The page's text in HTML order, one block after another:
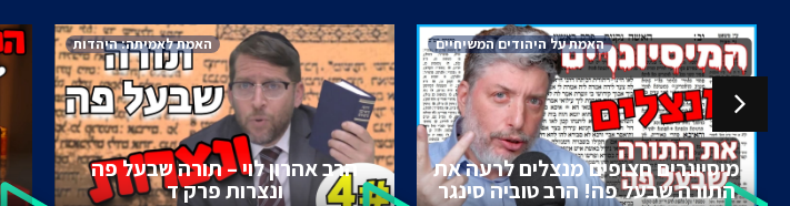
האמת על היהודים המשיחיים
מיסיונרים חצופים מנצלים לרעה את
התורה שבעל פה! הרב טוביה סינגר
האמת לאמיתה: היהדות
הרב אהרון לוי – תורה שבעל פה
ונצרות פרק ד